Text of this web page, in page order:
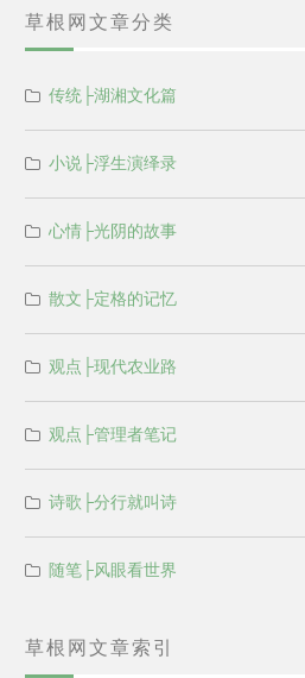
草根网文章分类
传统├湖湘文化篇
小说├浮生演绎录
心情├光阴的故事
散文├定格的记忆
观点├现代农业路
观点├管理者笔记
诗歌├分行就叫诗
随笔├风眼看世界
草根网文章索引